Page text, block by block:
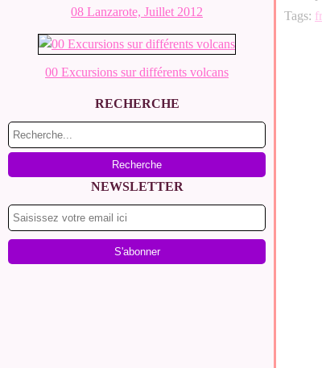
08 Lanzarote, Juillet 2012
00 Excursions sur différents volcans
RECHERCHE
NEWSLETTER
Tags: